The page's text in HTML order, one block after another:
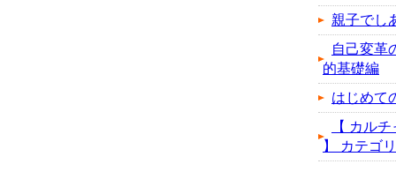
親子でし
自己変革
的基礎編
はじめて
【 カル
】 カテゴ